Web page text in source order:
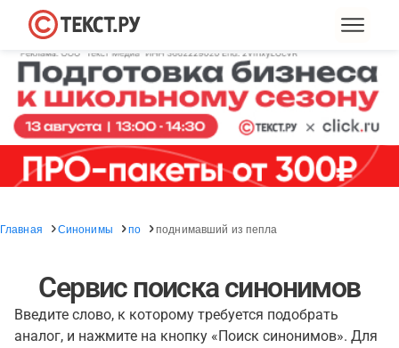
Главная Синонимы по поднимавший из пепла
Сервис поиска синонимов
Введите слово, к которому требуется подобрать
аналог, и нажмите на кнопку «Поиск синонимов». Для